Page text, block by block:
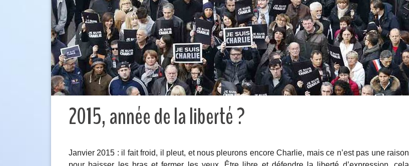
2015, année de la liberté ?
Janvier 2015 : il fait froid, il pleut, et nous pleurons encore Charlie, mais ce n’est pas une raison